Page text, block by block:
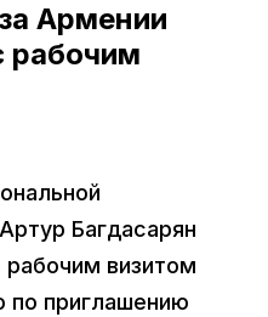
Армении
рабочим
Багдасарян
рабочим визитом
приглашению